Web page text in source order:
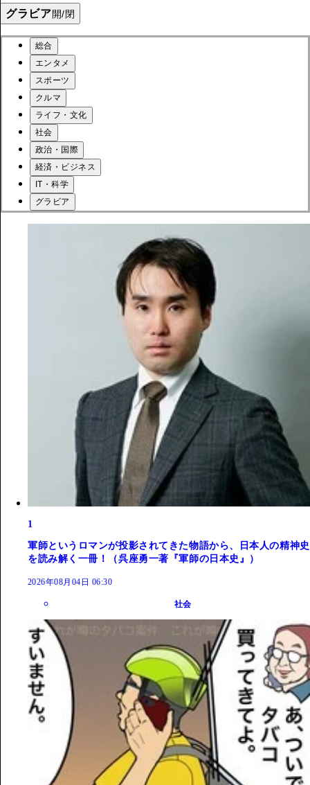
グラビア開/閉
総合
エンタメ
スポーツ
クルマ
ライフ・文化
社会
政治・国際
経済・ビジネス
IT・科学
グラビア
1
軍師というロマンが投影されてきた物語から、日本人の精神史
を読み解く一冊！（呉座勇一著『軍師の日本史』）
2026年08月04日 06:30
社会